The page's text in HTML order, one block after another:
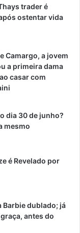
Pro)
limoeiro, é
frutífera. Deste
haja
4 horas
trader é
ostentar vida
Camargo, a jovem
a primeira dama
casar com
dia 30 de junho?
mesmo
é Revelado por
Barbie dublado; já
antes do